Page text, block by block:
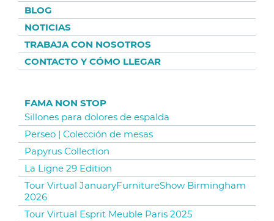
BLOG
NOTICIAS
TRABAJA CON NOSOTROS
CONTACTO Y CÓMO LLEGAR
FAMA NON STOP
Sillones para dolores de espalda
Perseo | Colección de mesas
Papyrus Collection
La Ligne 29 Edition
Tour Virtual JanuaryFurnitureShow Birmingham
2026
Tour Virtual Esprit Meuble Paris 2025